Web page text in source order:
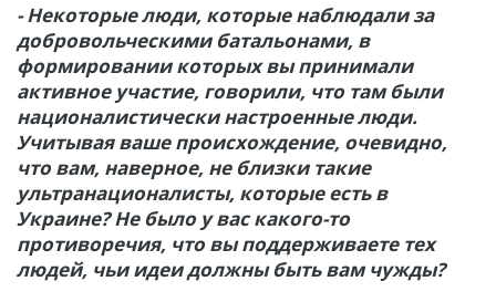
- Некоторые люди, которые наблюдали за
добровольческими батальонами, в
формировании которых вы принимали
активное участие, говорили, что там были
националистически настроенные люди.
Учитывая ваше происхождение, очевидно,
что вам, наверное, не близки такие
ультранационалисты, которые есть в
Украине? Не было у вас какого-то
противоречия, что вы поддерживаете тех
людей, чьи идеи должны быть вам чужды?